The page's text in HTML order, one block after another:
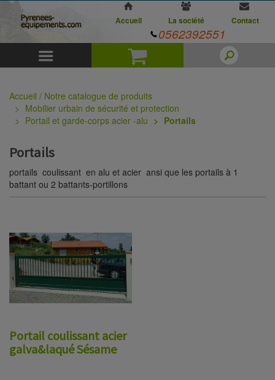
Panier
Accueil La société Contact
0562392551
Accueil / Notre catalogue de produits
Mobilier urbain de sécurité et protection
Portail et garde-corps acier -alu
Portails
Portails
portails coulissant en alu et acier ansi que les portails à 1
battant ou 2 battants-portillons
Portail coulissant acier
galva&laqué Sésame